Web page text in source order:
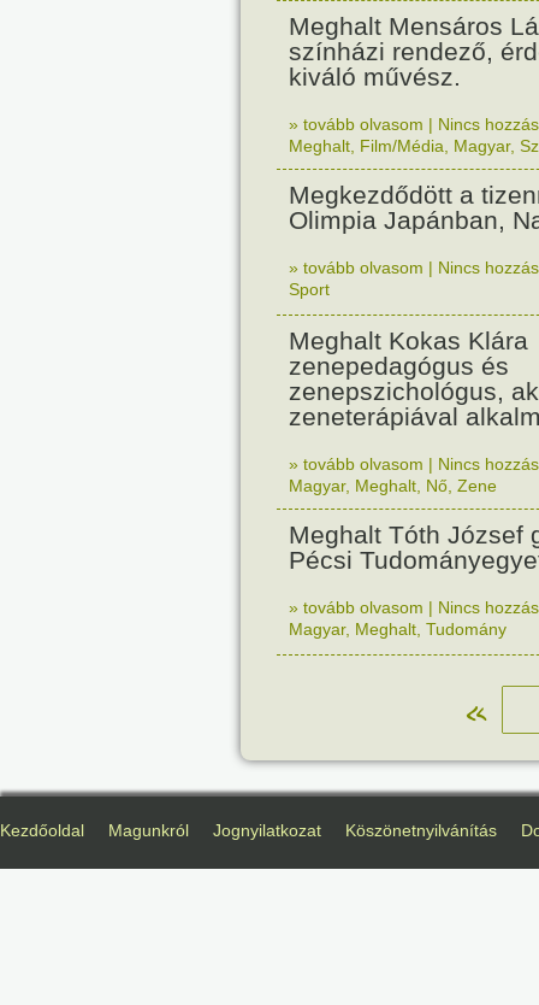
Meghalt Mensáros
színházi rendező,
kiváló művész.
» tovább olvasom | Nincs
Meghalt Film/Média Magyar,
Megkezdődött a
Olimpia Japánban,
» tovább olvasom | Nincs
Sport
Meghalt Kokas Klára
zenepedagógus és
zenepszichológus,
zeneterápiával
» tovább olvasom | Nincs
Magyar, Meghalt Nő Zene
Meghalt Tóth József
Pécsi
» tovább olvasom | Nincs
Magyar, Meghalt Tudomány
«
Kezdőoldal Magunkról Jognyilatkozat Köszönetnyilvánítás